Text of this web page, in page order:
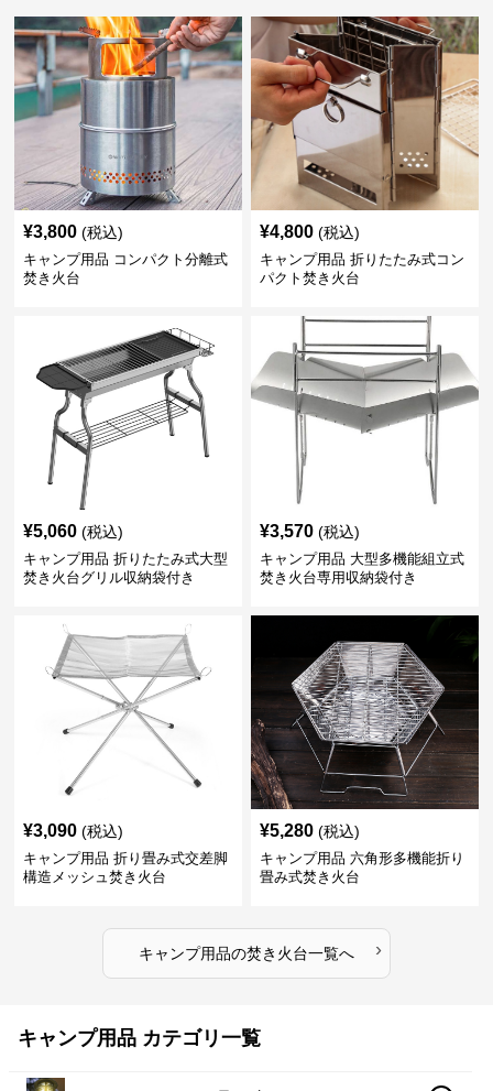
¥3,800 (税込)
キャンプ用品 コンパクト分離式
焚き火台
¥4,800 (税込)
キャンプ用品 折りたたみ式コン
パクト焚き火台
¥5,060 (税込)
キャンプ用品 折りたたみ式大型
焚き火台グリル収納袋付き
¥3,570 (税込)
キャンプ用品 大型多機能組立式
焚き火台専用収納袋付き
¥3,090 (税込)
キャンプ用品 折り畳み式交差脚
構造メッシュ焚き火台
¥5,280 (税込)
キャンプ用品 六角形多機能折り
畳み式焚き火台
キャンプ用品の焚き火台一覧へ ›
キャンプ用品 カテゴリ一覧